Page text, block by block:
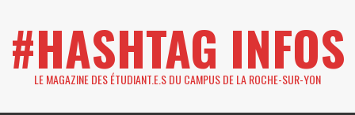
content
#HASHTAG INFOS
LE MAGAZINE DES ÉTUDIANT.E.S DU CAMPUS DE LA ROCHE-SUR-YON